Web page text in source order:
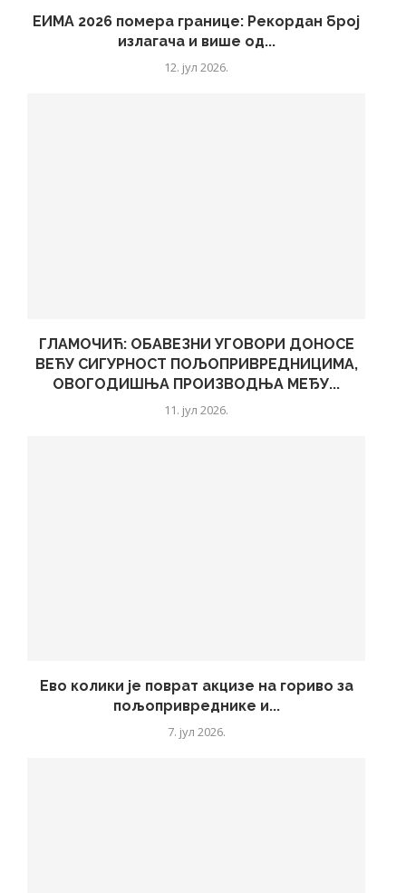
ЕИМА 2026 помера границе: Рекордан број
излагача и више од...
12. јул 2026.
ГЛАМОЧИЋ: ОБАВЕЗНИ УГОВОРИ ДОНОСЕ
ВЕЋУ СИГУРНОСТ ПОЉОПРИВРЕДНИЦИМА,
ОВОГОДИШЊА ПРОИЗВОДЊА МЕЂУ...
11. јул 2026.
Ево колики је поврат акцизе на гориво за
пољопривреднике и...
7. јул 2026.